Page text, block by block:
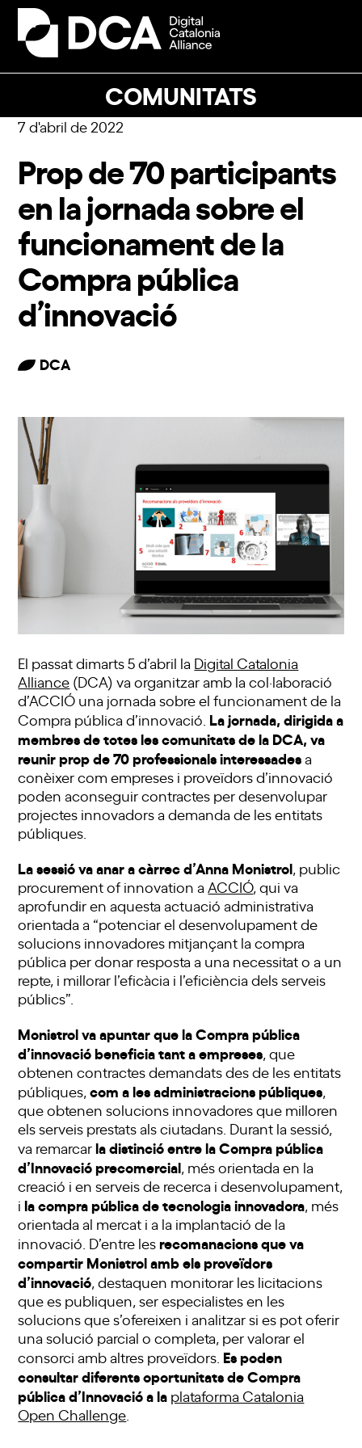
Skip
content
COMUNITATS
Open
mobile
Close
mobile
7 d'abril de 2022
Prop de 70 participants
en la jornada sobre el
funcionament de la
Compra pública
d’innovació
DCA
El passat dimarts 5 d’abril la Digital Catalonia
Alliance (DCA) va organitzar amb la col·laboració
d’ACCIÓ una jornada sobre el funcionament de la
Compra pública d’innovació. La jornada, dirigida a
membres de totes les comunitats de la DCA, va
reunir prop de 70 professionals interessadesa
conèixer com empreses i proveïdors d’innovació
poden aconseguir contractes per desenvolupar
projectes innovadors a demanda de les entitats
públiques.
Lasessió va anar a càrrec d’Anna Monistrol , public
procurement of innovation a ACCIÓ, qui va
aprofundir en aquesta actuació administrativa
orientada a “potenciar el desenvolupament de
solucions innovadores mitjançant la compra
pública per donar resposta a una necessitat o a un
repte, i millorar l’eficàcia i l’eficiència dels serveis
públics”.
Monistrol va apuntar que la Compra pública
d’innovació beneficia tant a empreses , que
obtenen contractes demandats des de les entitats
públiques,com a les administracions públiques
que obtenen solucions innovadores que milloren
els serveis prestats als ciutadans. Durant la sessió,
va remarcarla distinció entre la Compra pública
d’Innovació precomercial , més orientada en la
creació i en serveis de recerca i desenvolupament,
ila compra pública de tecnologia innovadora , més
orientada al mercat i a la implantació de la
innovació. D’entre lesrecomanacions que va
compartir Monistrol amb els proveïdors
d’innovació , destaquen monitorar les licitacions
que es publiquen, ser especialistes en les
solucions que s’ofereixen i analitzar si es pot oferir
una solució parcial o completa, per valorar el
consorci amb altres proveïdors. Es poden
consultar diferents oportunitats de Compra
pública d’Innovació a la plataforma Catalonia
Open Challenge